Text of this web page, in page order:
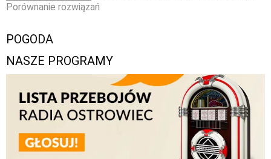
Porównanie rozwiązań
POGODA
NASZE PROGRAMY